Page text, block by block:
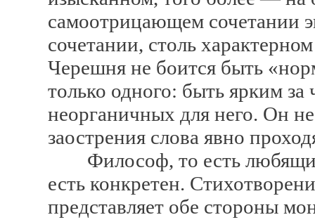
самоотрицающем сочетании
сочетании, столь
Черешня не боится быть
только одного: быть ярким за
неорганичных для него. Он
заострения слова явно
Философ, то есть любящий
есть конкретен.
представляет обе стороны